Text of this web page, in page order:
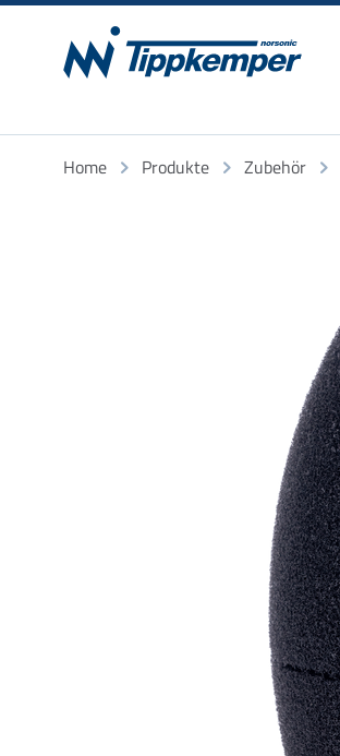
Home Produkte Zubehör